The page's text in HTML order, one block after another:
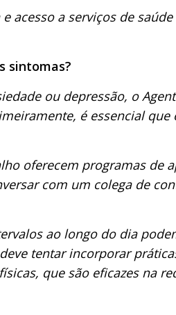
acesso a serviços de
sintomas?
ou depressão, o
é essencial que
oferecem programas de
com um colega de
ao longo do dia
tentar incorporar
que são eficazes na